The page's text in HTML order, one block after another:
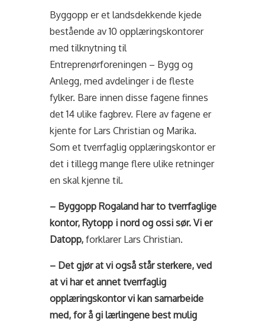
Byggopp er et landsdekkende kjede
bestående av 10 opplæringskontorer
med tilknytning til
Entreprenørforeningen – Bygg og
Anlegg, med avdelinger i de fleste
fylker. Bare innen disse fagene finnes
det 14 ulike fagbrev. Flere av fagene er
kjente for Lars Christian og Marika.
Som et tverrfaglig opplæringskontor er
det i tillegg mange flere ulike retninger
en skal kjenne til.
– Byggopp Rogaland har to tverrfaglige
kontor, Rytopp i nord og ossi sør. Vi er
Datopp, forklarer Lars Christian.
– Det gjør at vi også står sterkere, ved
at vi har et annet tverrfaglig
opplæringskontor vi kan samarbeide
med, for å gi lærlingene best mulig